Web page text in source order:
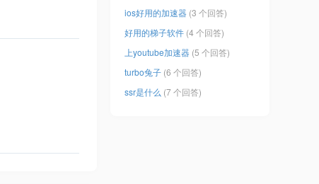
ios好用的加速器 (3 个回答)
好用的梯子软件 (4 个回答)
上youtube加速器 (5 个回答)
turbo兔子 (6 个回答)
ssr是什么 (7 个回答)